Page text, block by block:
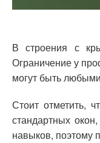
В строения с
Ограничение у
могут быть
Стоит отметить,
стандартных
навыков, поэтому